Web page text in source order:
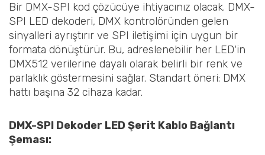
Bir DMX-SPI kod çözücüye ihtiyacınız olacak. DMX-
SPI LED dekoderi, DMX kontrolöründen gelen
sinyalleri ayrıştırır ve SPI iletişimi için uygun bir
formata dönüştürür. Bu, adreslenebilir her LED'in
DMX512 verilerine dayalı olarak belirli bir renk ve
parlaklık göstermesini sağlar. Standart öneri: DMX
hattı başına 32 cihaza kadar.
DMX-SPI Dekoder LED Şerit Kablo Bağlantı
Şeması: